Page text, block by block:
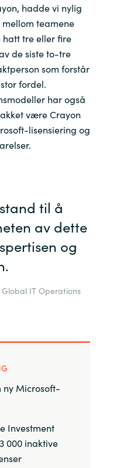
hadde vi nylig
teamene
hatt tre eller fire
de siste to-tre
som forstår
fordel.
har også
være Crayon
lisensiering og
til å
av dette
og
IT Operations
ny Microsoft-
Investment
000 inaktive